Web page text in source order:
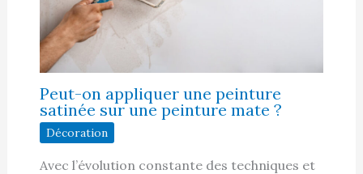
Peut-on appliquer une peinture
satinée sur une peinture mate ?
Décoration
Avec l’évolution constante des techniques et